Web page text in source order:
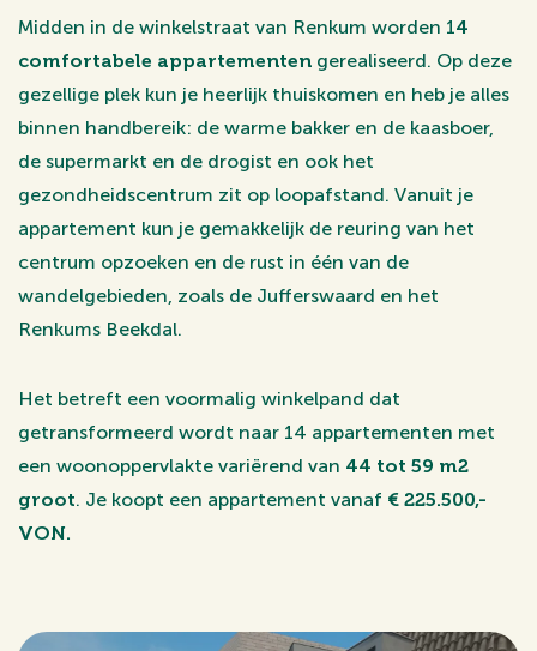
Midden in de winkelstraat van Renkum worden 14
comfortabele appartementen gerealiseerd. Op deze
gezellige plek kun je heerlijk thuiskomen en heb je alles
binnen handbereik: de warme bakker en de kaasboer,
de supermarkt en de drogist en ook het
gezondheidscentrum zit op loopafstand. Vanuit je
appartement kun je gemakkelijk de reuring van het
centrum opzoeken en de rust in één van de
wandelgebieden, zoals de Jufferswaard en het
Renkums Beekdal.
Het betreft een voormalig winkelpand dat
getransformeerd wordt naar 14 appartementen met
een woonoppervlakte variërend van 44 tot 59 m2
groot. Je koopt een appartement vanaf € 225.500,-
VON.